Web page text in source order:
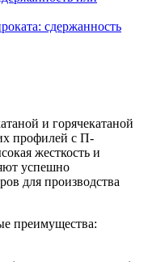
сдержанность
и горячекатаной
профилей с П-
жесткость и
успешно
для производства
преимущества: